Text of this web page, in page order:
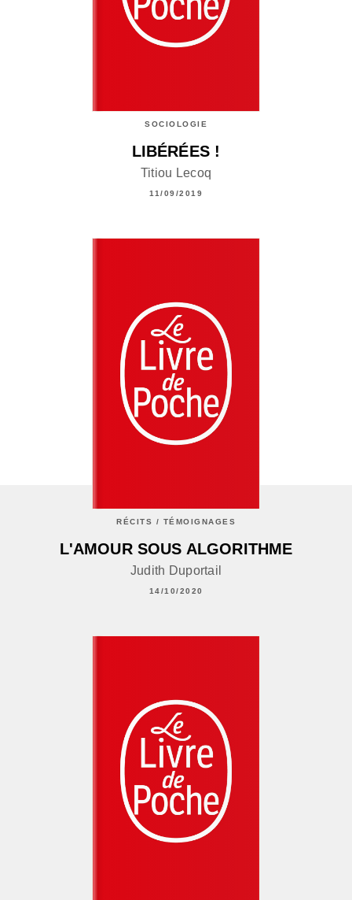
SOCIOLOGIE
LIBÉRÉES !
Titiou Lecoq
11/09/2019
RÉCITS / TÉMOIGNAGES
L'AMOUR SOUS ALGORITHME
Judith Duportail
14/10/2020